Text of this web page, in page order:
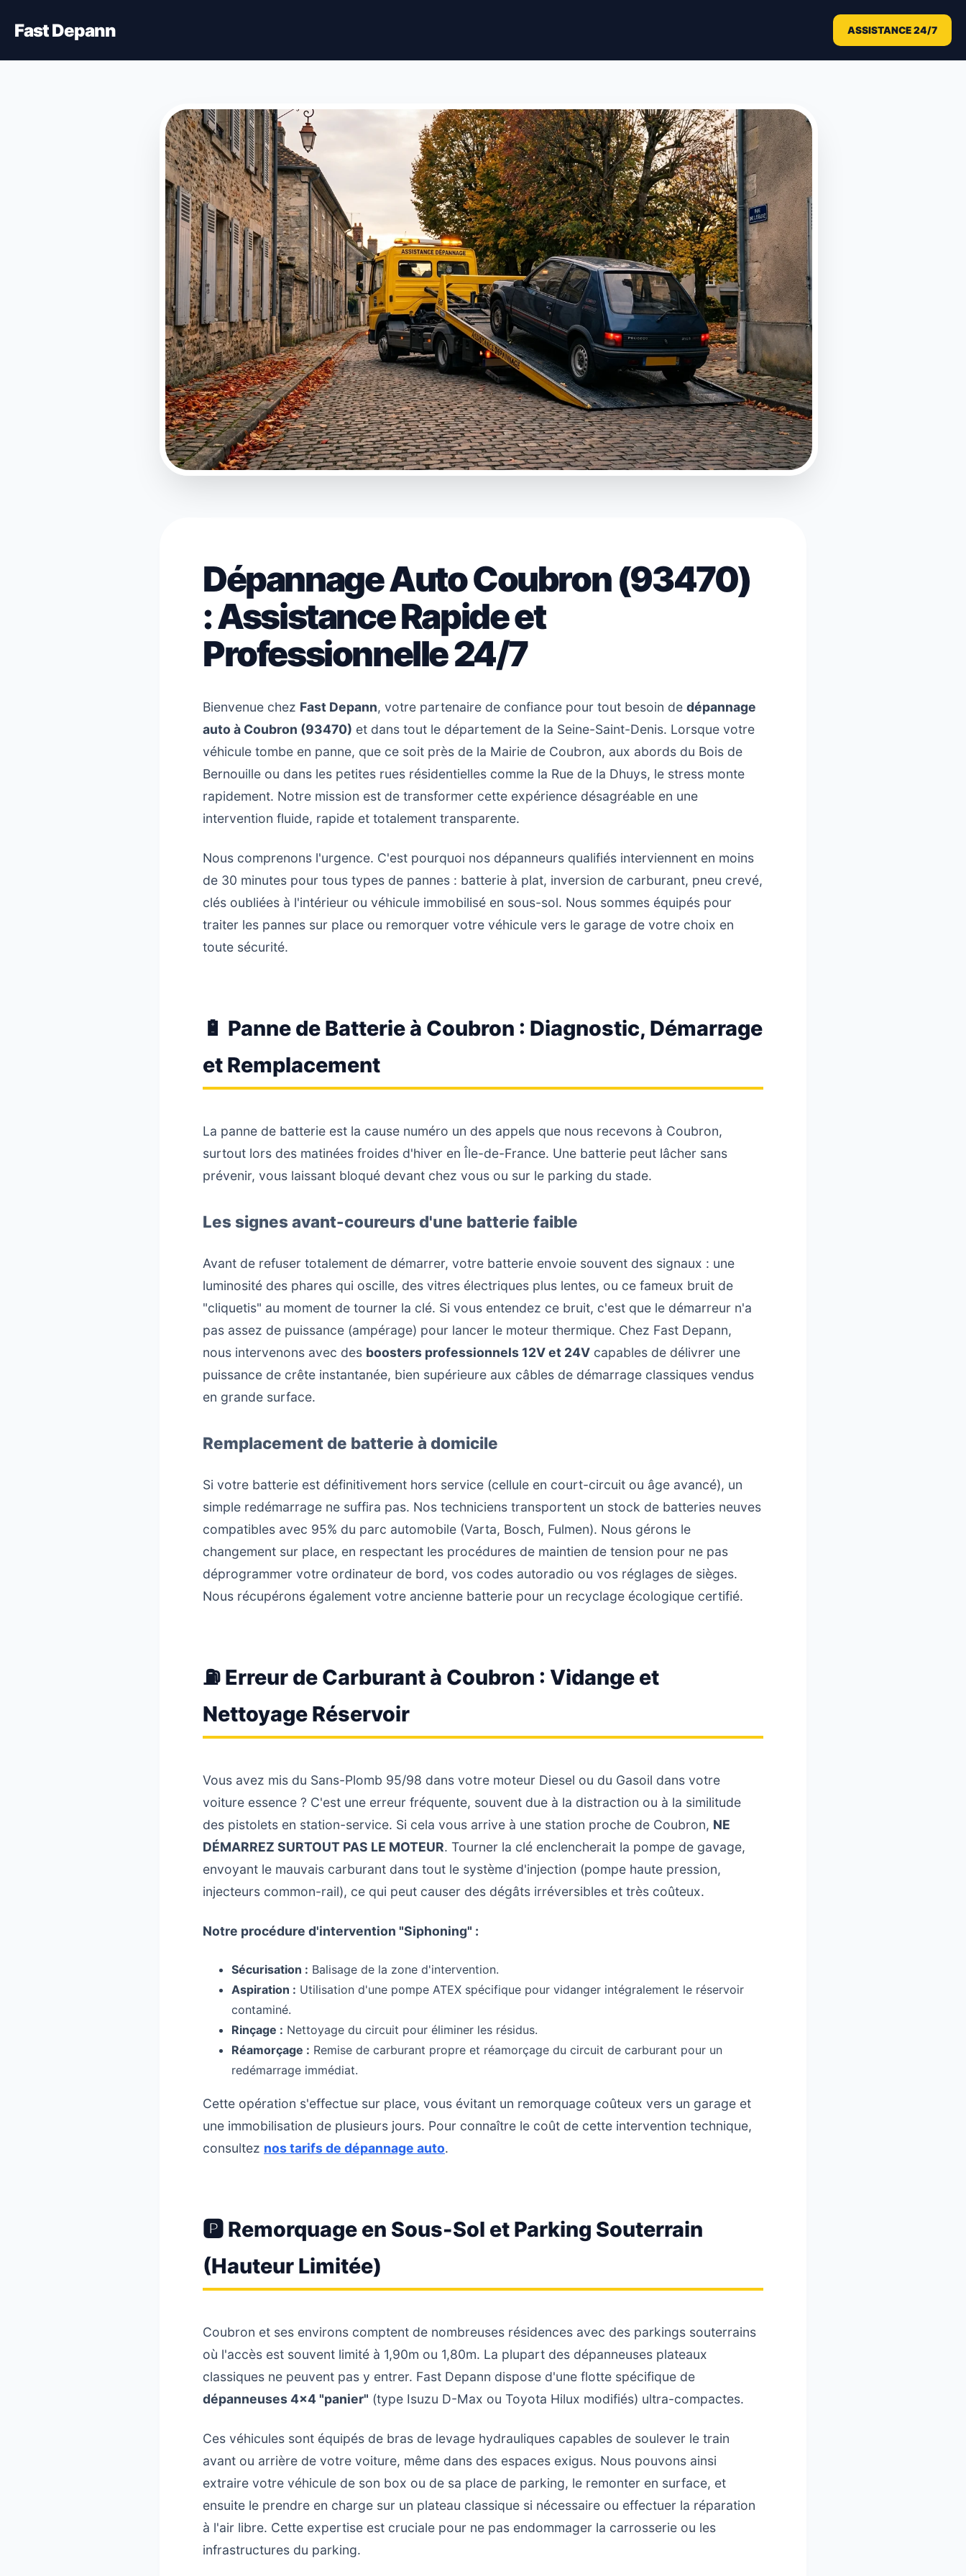
Fast Depann ASSISTANCE 24/7
Dépannage Auto Coubron (93470)
: Assistance Rapide et
Professionnelle 24/7
Bienvenue chez Fast Depann, votre partenaire de confiance pour tout besoin de dépannage
auto à Coubron (93470) et dans tout le département de la Seine-Saint-Denis. Lorsque votre
véhicule tombe en panne, que ce soit près de la Mairie de Coubron, aux abords du Bois de
Bernouille ou dans les petites rues résidentielles comme la Rue de la Dhuys, le stress monte
rapidement. Notre mission est de transformer cette expérience désagréable en une
intervention fluide, rapide et totalement transparente.
Nous comprenons l'urgence. C'est pourquoi nos dépanneurs qualifiés interviennent en moins
de 30 minutes pour tous types de pannes : batterie à plat, inversion de carburant, pneu crevé,
clés oubliées à l'intérieur ou véhicule immobilisé en sous-sol. Nous sommes équipés pour
traiter les pannes sur place ou remorquer votre véhicule vers le garage de votre choix en
toute sécurité.
🔋 Panne de Batterie à Coubron : Diagnostic, Démarrage
et Remplacement
La panne de batterie est la cause numéro un des appels que nous recevons à Coubron,
surtout lors des matinées froides d'hiver en Île-de-France. Une batterie peut lâcher sans
prévenir, vous laissant bloqué devant chez vous ou sur le parking du stade.
Les signes avant-coureurs d'une batterie faible
Avant de refuser totalement de démarrer, votre batterie envoie souvent des signaux : une
luminosité des phares qui oscille, des vitres électriques plus lentes, ou ce fameux bruit de
"cliquetis" au moment de tourner la clé. Si vous entendez ce bruit, c'est que le démarreur n'a
pas assez de puissance (ampérage) pour lancer le moteur thermique. Chez Fast Depann,
nous intervenons avec des boosters professionnels 12V et 24V capables de délivrer une
puissance de crête instantanée, bien supérieure aux câbles de démarrage classiques vendus
en grande surface.
Remplacement de batterie à domicile
Si votre batterie est définitivement hors service (cellule en court-circuit ou âge avancé), un
simple redémarrage ne suffira pas. Nos techniciens transportent un stock de batteries neuves
compatibles avec 95% du parc automobile (Varta, Bosch, Fulmen). Nous gérons le
changement sur place, en respectant les procédures de maintien de tension pour ne pas
déprogrammer votre ordinateur de bord, vos codes autoradio ou vos réglages de sièges.
Nous récupérons également votre ancienne batterie pour un recyclage écologique certifié.
⛽ Erreur de Carburant à Coubron : Vidange et
Nettoyage Réservoir
Vous avez mis du Sans-Plomb 95/98 dans votre moteur Diesel ou du Gasoil dans votre
voiture essence ? C'est une erreur fréquente, souvent due à la distraction ou à la similitude
des pistolets en station-service. Si cela vous arrive à une station proche de Coubron, NE
DÉMARREZ SURTOUT PAS LE MOTEUR. Tourner la clé enclencherait la pompe de gavage,
envoyant le mauvais carburant dans tout le système d'injection (pompe haute pression,
injecteurs common-rail), ce qui peut causer des dégâts irréversibles et très coûteux.
Notre procédure d'intervention "Siphoning" :
Sécurisation : Balisage de la zone d'intervention.
Aspiration : Utilisation d'une pompe ATEX spécifique pour vidanger intégralement le réservoir
contaminé.
Rinçage : Nettoyage du circuit pour éliminer les résidus.
Réamorçage : Remise de carburant propre et réamorçage du circuit de carburant pour un
redémarrage immédiat.
Cette opération s'effectue sur place, vous évitant un remorquage coûteux vers un garage et
une immobilisation de plusieurs jours. Pour connaître le coût de cette intervention technique,
consultez nos tarifs de dépannage auto.
🅿️ Remorquage en Sous-Sol et Parking Souterrain
(Hauteur Limitée)
Coubron et ses environs comptent de nombreuses résidences avec des parkings souterrains
où l'accès est souvent limité à 1,90m ou 1,80m. La plupart des dépanneuses plateaux
classiques ne peuvent pas y entrer. Fast Depann dispose d'une flotte spécifique de
dépanneuses 4x4 "panier" (type Isuzu D-Max ou Toyota Hilux modifiés) ultra-compactes.
Ces véhicules sont équipés de bras de levage hydrauliques capables de soulever le train
avant ou arrière de votre voiture, même dans des espaces exigus. Nous pouvons ainsi
extraire votre véhicule de son box ou de sa place de parking, le remonter en surface, et
ensuite le prendre en charge sur un plateau classique si nécessaire ou effectuer la réparation
à l'air libre. Cette expertise est cruciale pour ne pas endommager la carrosserie ou les
infrastructures du parking.